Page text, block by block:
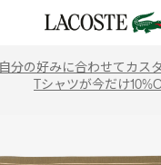
自分の好みに合わせてカス
Tシャツが今だけ